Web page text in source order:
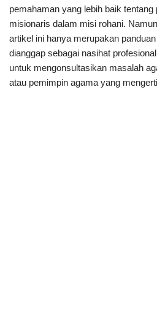
pemahaman yang lebih baik tentang
misionaris dalam misi rohani.
artikel ini hanya merupakan
dianggap sebagai nasihat
untuk mengonsultasikan masalah
atau pemimpin agama yang